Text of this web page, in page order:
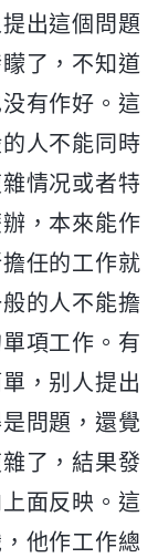
出這個問題
了，不知道
有作好。這
人不能同時
情况或者特
，本來能作
任的工作就
的人不能擔
項工作。有
，别人提出
問題，還覺
了，結果發
面反映。這
他作工作總